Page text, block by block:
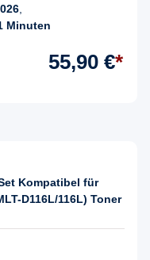
Minuten
55,90 €*
Kompatibel für
D116L/116L) Toner